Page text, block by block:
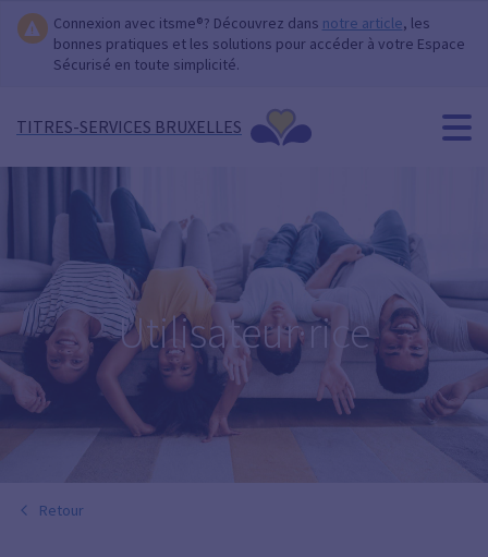
Connexion avec itsme®? Découvrez dans notre article, les
bonnes pratiques et les solutions pour accéder à votre Espace
Sécurisé en toute simplicité.
TITRES-SERVICES BRUXELLES
Utilisateur·rice
Retour